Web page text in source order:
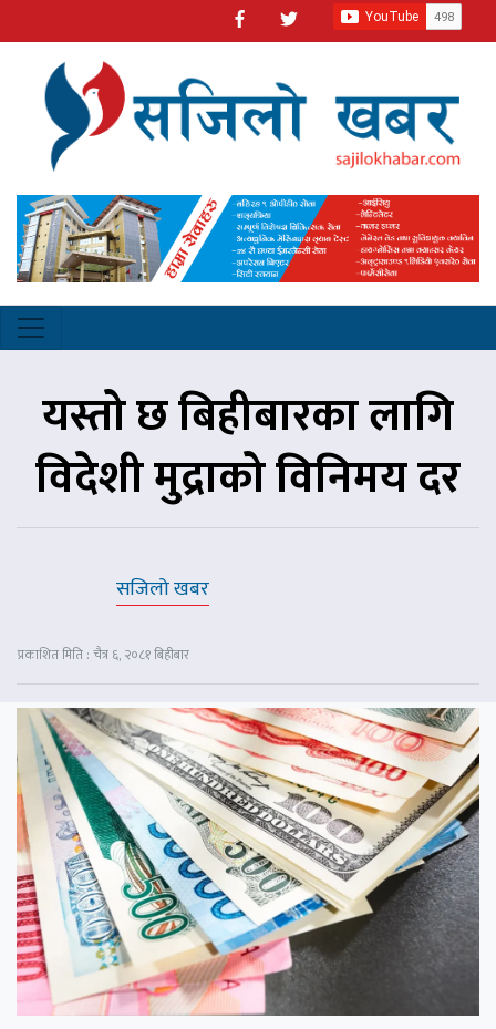
यस्तो छ बिहीबारका लागि
विदेशी मुद्राको विनिमय दर
सजिलो खबर
प्रकाशित मिति : चैत्र ६, २०८१ बिहीबार